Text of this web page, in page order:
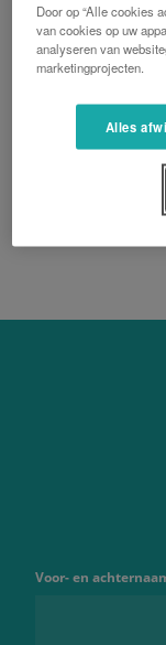
123 PK,
Voor- en
Door op “Alle cookies
van cookies op uw
analyseren van
marketingprojecten.
Alles